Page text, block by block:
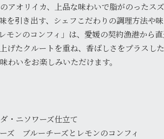
アオリイカ、上品な味わいで脂がのったス
を引き出す、シェフこだわりの調理方法や
ンのコンフィ」は、愛媛の契約漁港から
げたクルートを重ね、香ばしさをプラスし
わいをお楽しみいただけます。
・ニソワーズ仕立て
ズ ブルーチーズとレモンのコンフィ